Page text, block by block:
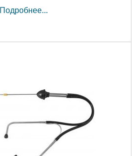
Подробнее...